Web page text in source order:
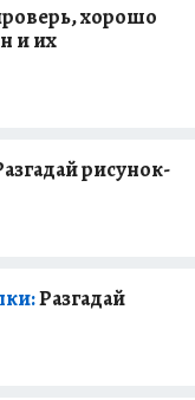
хорошо
и их
рисунок-
Разгадай